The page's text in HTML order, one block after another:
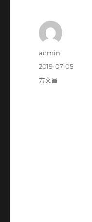
作
admin
發
佈
2019-07-05
分
方文昌